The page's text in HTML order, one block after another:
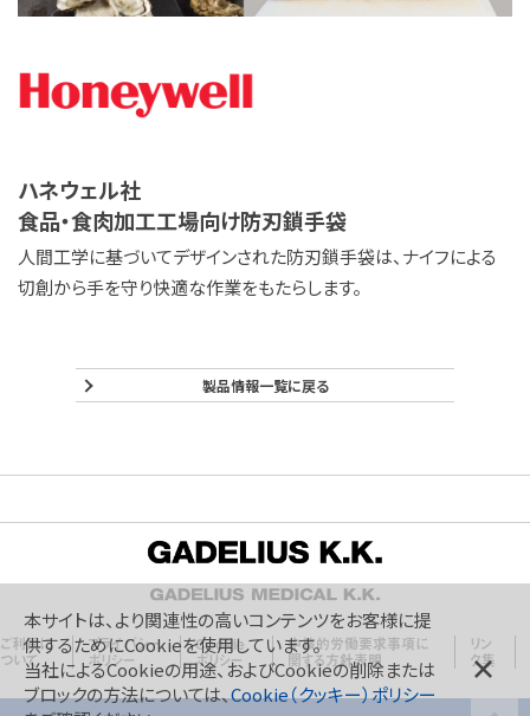
ハネウェル社
食品・食肉加工工場向け防刃鎖手袋
人間工学に基づいてデザインされた防刃鎖手袋は、ナイフによる
切創から手を守り快適な作業をもたらします。
製品情報一覧に戻る
ご利用に
ついて
プライバシー
ポリシー
Cookie
ポリシー
中核的労働要求事項に
関する方針表明
リン
ク集
本サイトは、より関連性の高いコンテンツをお客様に提
供するためにCookieを使用しています。
当社によるCookieの用途、およびCookieの削除または
ブロックの方法については、Cookie（クッキー）ポリシー